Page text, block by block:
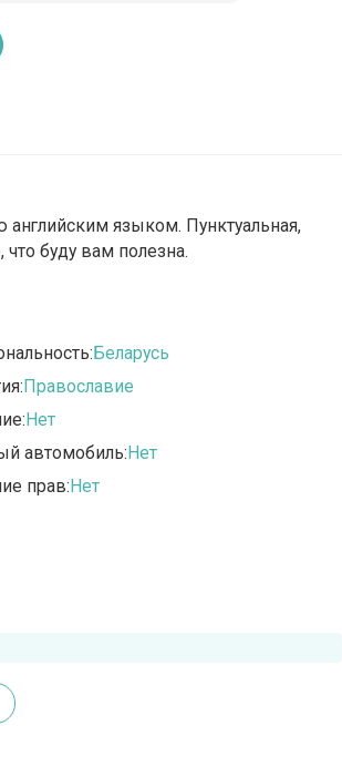
языком. Пунктуальная,
буду вам полезна.
Беларусь
Православие
Нет
автомобиль:Нет
прав:Нет